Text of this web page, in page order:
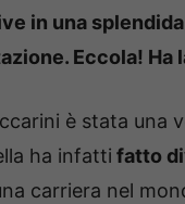
in una
Eccola!
è stata una
ha infatti fatto
carriera nel